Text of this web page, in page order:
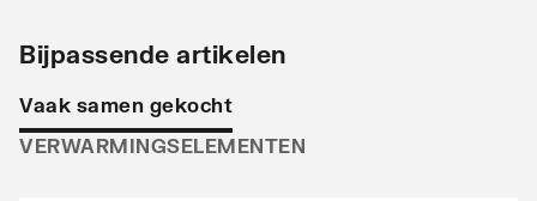
20°C - 55/45
Bijpassende artikelen
Vaak samen gekocht
VERWARMINGSELEMENTEN